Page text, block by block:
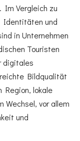
Im Vergleich zu
Identitäten und
in Unternehmen
Touristen
digitales
Bildqualität
lokale
Wechsel, vor allem
und